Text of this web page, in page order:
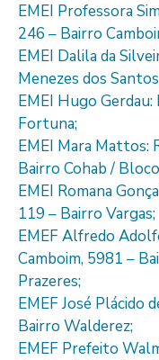
EMEI Professora
246 – Bairro
EMEI Dalila da
Menezes dos
EMEI Hugo Gerdau:
Fortuna;
EMEI Mara Mattos:
Bairro Cohab /
EMEI Romana
119 – Bairro Vargas;
EMEF Alfredo
Camboim, 5981 –
Prazeres;
EMEF José Plácido
Bairro Walderez;
EMEF Prefeito